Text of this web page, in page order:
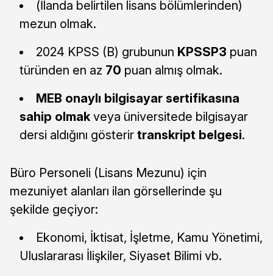
(İlanda belirtilen lisans bölümlerinden)
mezun olmak.
2024 KPSS (B) grubunun KPSSP3 puan
türünden en az 70 puan almış olmak.
MEB onaylı bilgisayar sertifikasına
sahip olmak veya üniversitede bilgisayar
dersi aldığını gösterir transkript belgesi.
Büro Personeli (Lisans Mezunu) için
mezuniyet alanları ilan görsellerinde şu
şekilde geçiyor:
Ekonomi, İktisat, İşletme, Kamu Yönetimi,
Uluslararası İlişkiler, Siyaset Bilimi vb.